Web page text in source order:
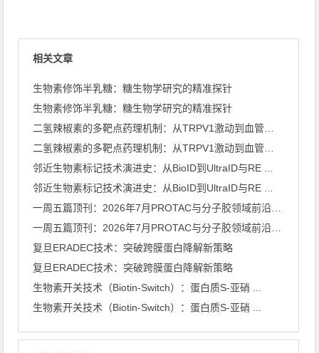
相关文章
生物素修饰半乳糖：糖生物学研究的精准探针
生物素修饰半乳糖：糖生物学研究的精准探针
邻近生物素标记技术演进史：从BioID到UltraID与RE ...
邻近生物素标记技术演进史：从BioID到UltraID与RE ...
复旦ERADEC技术：突破跨膜蛋白降解新策略
复旦ERADEC技术：突破跨膜蛋白降解新策略
生物素开关技术（Biotin-Switch）：蛋白质S-亚硝 ...
生物素开关技术（Biotin-Switch）：蛋白质S-亚硝 ...